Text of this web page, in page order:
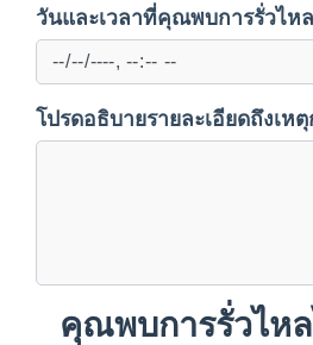
วันและเวลาที่คุณพบการรั่วไห
โปรดอธิบายรายละเอียดถึงเห
คุณพบการรั่วไหล